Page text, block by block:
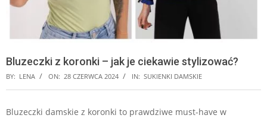
Bluzeczki z koronki – jak je ciekawie stylizować?
BY: LENA ON: 28 CZERWCA 2024 IN: SUKIENKI DAMSKIE
Bluzeczki damskie z koronki to prawdziwe must-have w